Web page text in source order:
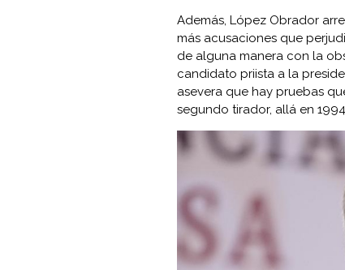
Además, López Obrador
más acusaciones que
de alguna manera con la
candidato priista a la
asevera que hay pruebas
segundo tirador, allá en